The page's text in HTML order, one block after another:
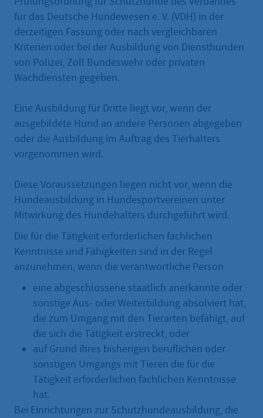
für das Deutsche Hundewesen e. V. (VDH) in der
derzeitigen Fassung oder nach vergleichbaren
Kriterien oder bei der Ausbildung von Diensthunden
von Polizei, Zoll Bundeswehr oder privaten
Wachdiensten gegeben.
Eine Ausbildung für Dritte liegt vor, wenn der
ausgebildete Hund an andere Personen abgegeben
oder die Ausbildung im Auftrag des Tierhalters
vorgenommen wird.
Diese Voraussetzungen liegen nicht vor, wenn die
Hundeausbildung in Hundesportvereinen unter
Mitwirkung des Hundehalters durchgeführt wird.
Die für die Tätigkeit erforderlichen fachlichen
Kenntnisse und Fähigkeiten sind in der Regel
anzunehmen, wenn die verantwortliche Person
eine abgeschlossene staatlich anerkannte oder
sonstige Aus- oder Weiterbildung absolviert hat,
die zum Umgang mit den Tierarten befähigt, auf
die sich die Tätigkeit erstreckt, oder
auf Grund ihres bisherigen beruflichen oder
sonstigen Umgangs mit Tieren die für die
Tätigkeit erforderlichen fachlichen Kenntnisse
hat.
Bei Einrichtungen zur Schutzhundeausbildung, die